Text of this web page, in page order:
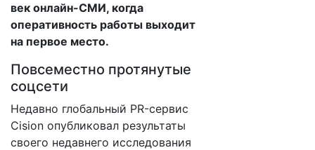
век онлайн-СМИ, когда
оперативность работы выходит
на первое место.
Повсеместно протянутые
соцсети
Недавно глобальный PR-сервис
Cision опубликовал результаты
своего недавнего исследования